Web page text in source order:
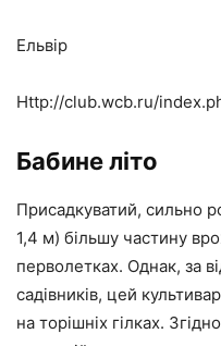
Ельвір
Http://club.wcb.ru/
Бабине літо
Присадкуватий, сильно
1,4 м) більшу частину
перволетках. Однак, за
садівників, цей
на торішніх гілках.